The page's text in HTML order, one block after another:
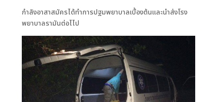
กำลังอาสาสมัครได้ทำการปฐมพยาบาลเบื้องต้นและนำส่งโรง
พยาบาลรามันต่อไไป